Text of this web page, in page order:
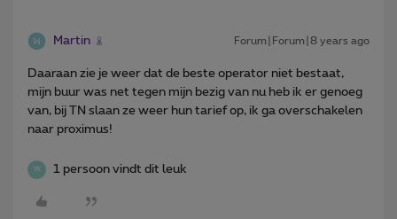
Martin Forum|Forum|8 years ago
Daaraan zie je weer dat de beste operator niet bestaat,
mijn buur was net tegen mijn bezig van nu heb ik er genoeg
van, bij TN slaan ze weer hun tarief op, ik ga overschakelen
naar proximus!
W 1 persoon vindt dit leuk